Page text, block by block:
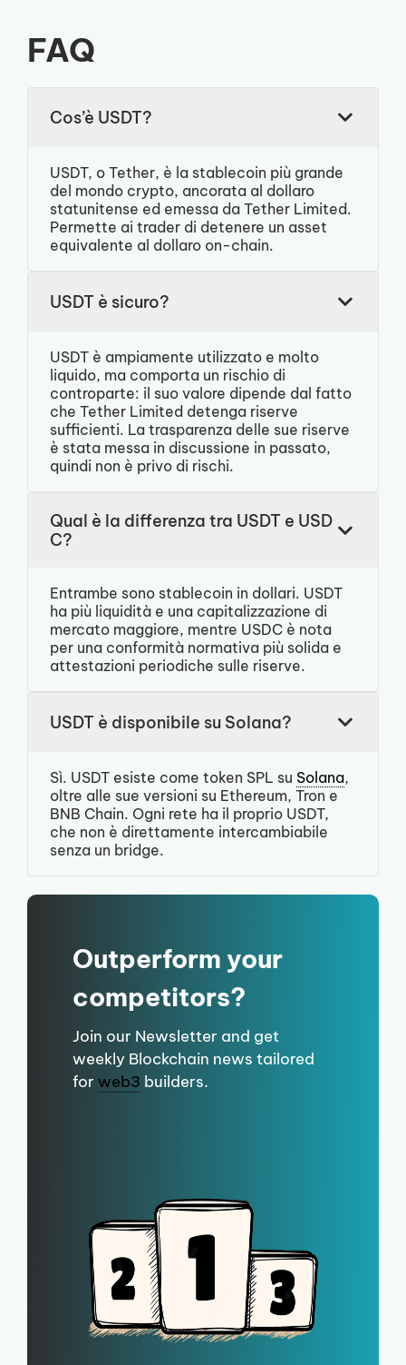
FAQ
Cos’è USDT?
USDT, o Tether, è la stablecoin più grande
del mondo crypto, ancorata al dollaro
statunitense ed emessa da Tether Limited.
Permette ai trader di detenere un asset
equivalente al dollaro on-chain.
USDT è sicuro?
USDT è ampiamente utilizzato e molto
liquido, ma comporta un rischio di
controparte: il suo valore dipende dal fatto
che Tether Limited detenga riserve
sufficienti. La trasparenza delle sue riserve
è stata messa in discussione in passato,
quindi non è privo di rischi.
Qual è la differenza tra USDT e USD
C?
Entrambe sono stablecoin in dollari. USDT
ha più liquidità e una capitalizzazione di
mercato maggiore, mentre USDC è nota
per una conformità normativa più solida e
attestazioni periodiche sulle riserve.
USDT è disponibile su Solana?
Sì. USDT esiste come token SPL su Solana,
oltre alle sue versioni su Ethereum, Tron e
BNB Chain. Ogni rete ha il proprio USDT,
che non è direttamente intercambiabile
senza un bridge.
Outperform your
competitors?
Join our Newsletter and get
weekly Blockchain news tailored
for web3 builders.